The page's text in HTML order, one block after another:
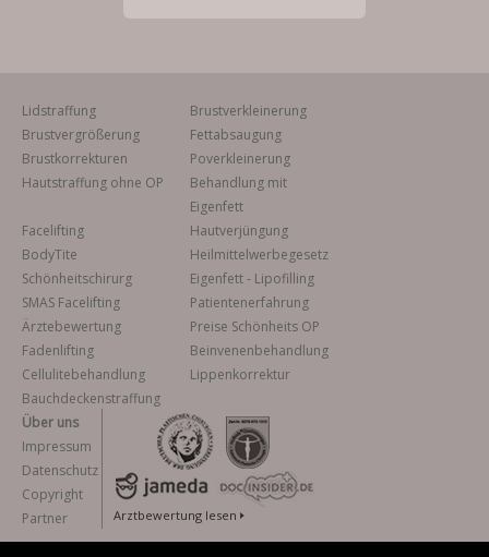
Lidstraffung
Brustverkleinerung
Brustvergrößerung
Fettabsaugung
Brustkorrekturen
Poverkleinerung
Hautstraffung ohne OP
Behandlung mit
Eigenfett
Facelifting
Hautverjüngung
BodyTite
Heilmittelwerbegesetz
Schönheitschirurg
Eigenfett - Lipofilling
SMAS Facelifting
Patientenerfahrung
Ärztebewertung
Preise Schönheits OP
Fadenlifting
Beinvenenbehandlung
Cellulitebehandlung
Lippenkorrektur
Bauchdeckenstraffung
Über uns
Impressum
Datenschutz
Copyright
Partner
Arztbewertung lesen